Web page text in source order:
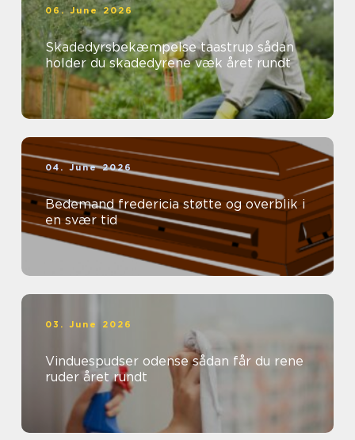
06. June 2026
Skadedyrsbekæmpelse taastrup sådan
holder du skadedyrene væk året rundt
04. June 2026
Bedemand fredericia støtte og overblik i
en svær tid
03. June 2026
Vinduespudser odense sådan får du rene
ruder året rundt